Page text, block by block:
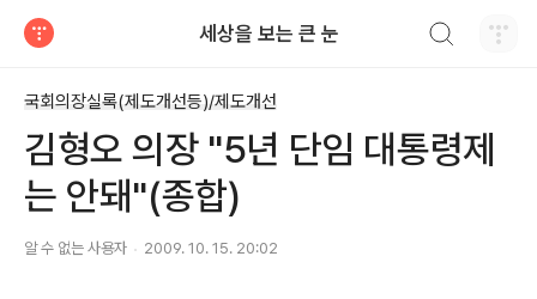
세상을 보는 큰 눈
국회의장실록(제도개선등)/제도개선
김형오 의장 "5년 단임 대통령제
는 안돼"(종합)
알 수 없는 사용자 2009. 10. 15. 20:02